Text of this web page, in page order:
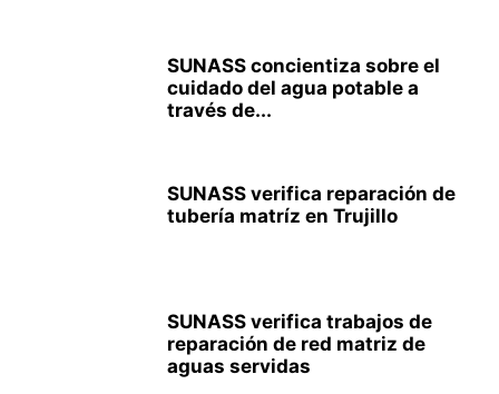
SUNASS concientiza sobre el
cuidado del agua potable a
través de...
SUNASS verifica reparación de
tubería matríz en Trujillo
SUNASS verifica trabajos de
reparación de red matriz de
aguas servidas